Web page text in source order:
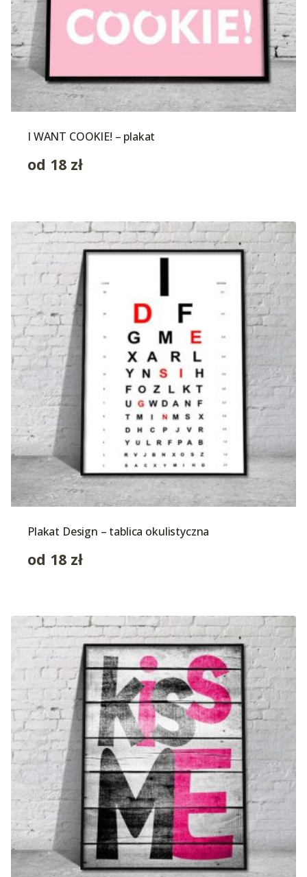
I WANT COOKIE! – plakat
od 18 zł
Plakat Design – tablica okulistyczna
od 18 zł